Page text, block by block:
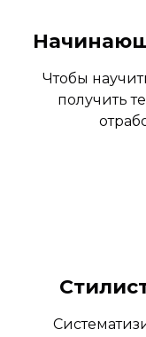
Чтобы
получить